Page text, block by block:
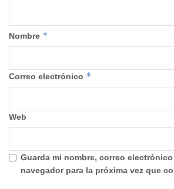
Nombre *
Correo electrónico *
Web
Guarda mi nombre, correo
navegador para la próxima vez que